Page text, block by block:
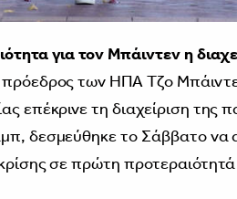
για τον Μπάιντεν η
των ΗΠΑ Τζο
επέκρινε τη διαχείριση
δεσμεύθηκε το Σάββατο να
σε πρώτη